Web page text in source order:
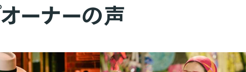
ーナーの声